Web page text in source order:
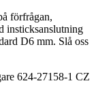
förfrågan,
insticksanslutning
D6 mm. Slå oss
624-27158-1 CZ